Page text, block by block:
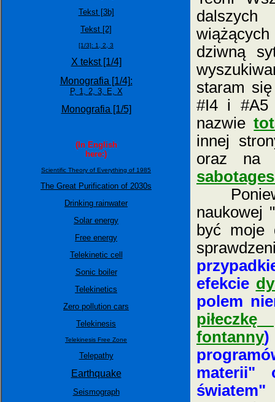
Tekst [3b]
Tekst [2]
[1/3]: 1, 2, 3
X tekst [1/4]
Monografia [1/4]:
P, 1, 2, 3, E, X
Monografia [1/5]
(In English
here:)
Scientific Theory of Everything of 1985
The Great Purification of 2030s
Drinking rainwater
Solar energy
Free energy
Telekinetic cell
Sonic boiler
Telekinetics
Zero pollution cars
Telekinesis
Telekinesis Free Zone
Telepathy
Earthquake
Seismograph
dziwną
staram
#I4 i #A5
nazwie
innej
oraz na
naukowej
być moje
efekcie
polem
fontanny)
materii"
światem"